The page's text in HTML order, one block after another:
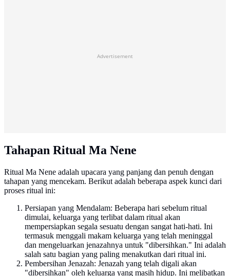
Advertisement
Tahapan Ritual Ma Nene
Ritual Ma Nene adalah upacara yang panjang dan penuh dengan
tahapan yang mencekam. Berikut adalah beberapa aspek kunci dari
proses ritual ini:
Persiapan yang Mendalam: Beberapa hari sebelum ritual
dimulai, keluarga yang terlibat dalam ritual akan
mempersiapkan segala sesuatu dengan sangat hati-hati. Ini
termasuk menggali makam keluarga yang telah meninggal
dan mengeluarkan jenazahnya untuk "dibersihkan." Ini adalah
salah satu bagian yang paling menakutkan dari ritual ini.
Pembersihan Jenazah: Jenazah yang telah digali akan
"dibersihkan" oleh keluarga yang masih hidup. Ini melibatkan